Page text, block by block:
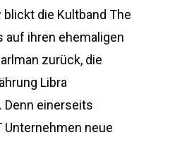
die Kultband The
auf ihren ehemaligen
zurück, die
Libra
Denn einerseits
neue